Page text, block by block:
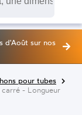
d'Août sur nos
pour tubes
- Longueur